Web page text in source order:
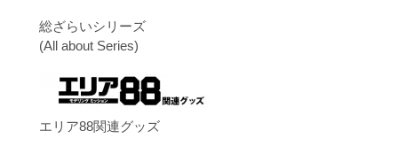
総ざらいシリーズ
(All about Series)
エリア88関連グッズ